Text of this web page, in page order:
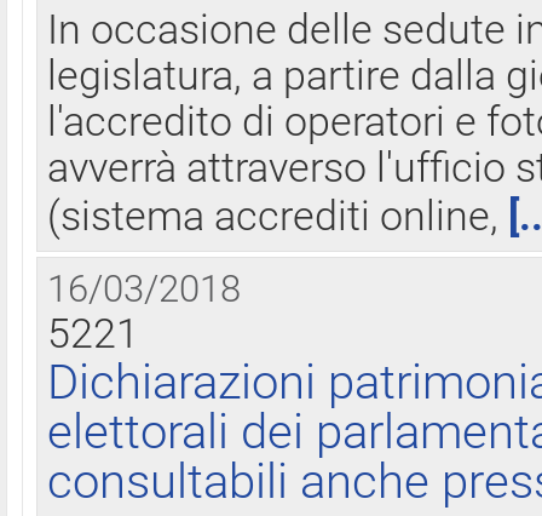
In occasione delle sedute
legislatura, a partire dalla
l'accredito di operatori e
avverrà attraverso l'ufficio
(sistema accrediti online,
16/03/2018
5221
Dichiarazioni
elettorali dei
consultabili anche